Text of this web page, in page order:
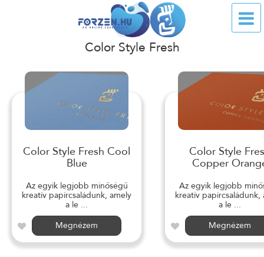
Color Style Fresh
Color Style Fresh Cool
Blue
Az egyik legjobb minőségű
kreatív papírcsaládunk, amely
a le ...
Megnézem
Color Style
Copper
Az egyik legjobb
kreatív papírcsaládunk,
a le ...
Megnézem